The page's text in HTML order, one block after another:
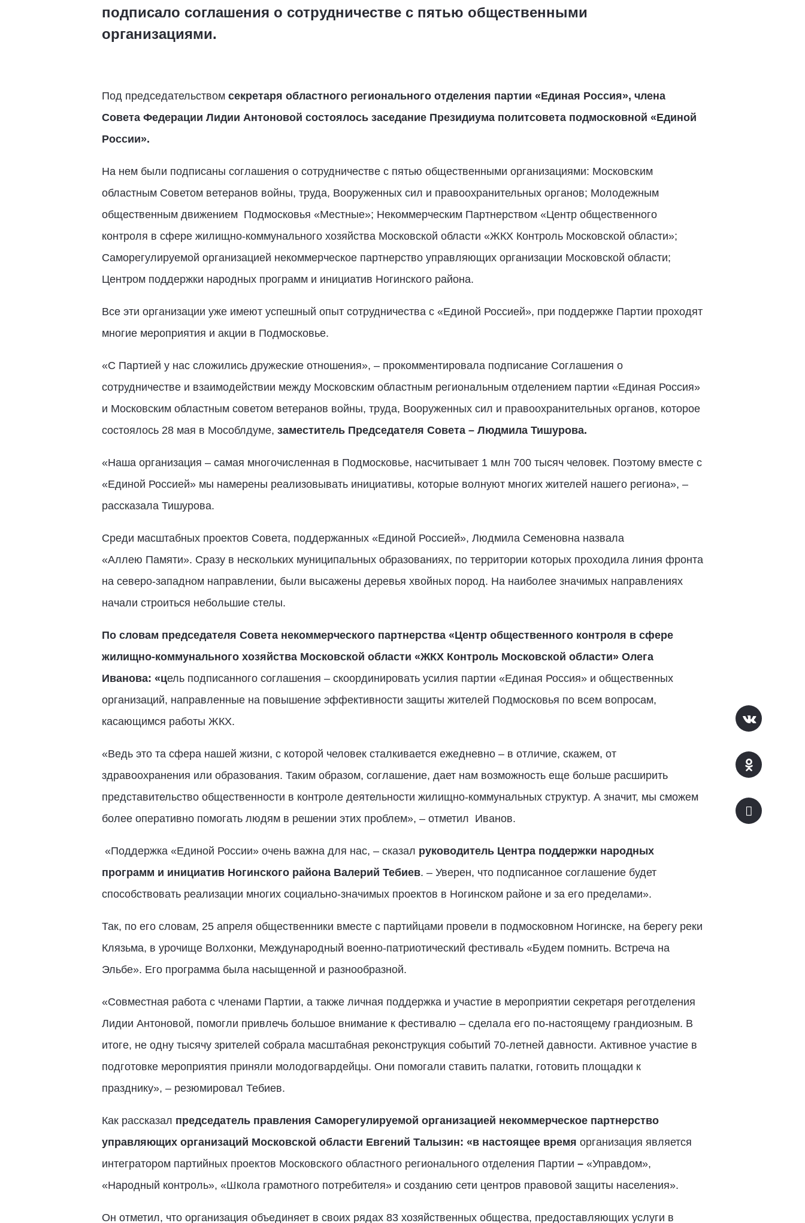
подписало соглашения о сотрудничестве с пятью общественными
организациями.
Под председательством секретаря областного регионального отделения партии «Единая Россия», члена
Совета Федерации Лидии Антоновой состоялосьзаседание Президиума политсовета подмосковной «Единой
России».
На нем были подписаны соглашения о сотрудничестве с пятью общественными организациями: Московским
областным Советом ветеранов войны, труда, Вооруженных сил и правоохранительных органов; Молодежным
общественным движением Подмосковья «Местные»; Некоммерческим Партнерством «Центр общественного
контроля в сфере жилищно-коммунального хозяйства Московской области «ЖКХ Контроль Московской области»;
Саморегулируемой организацией некоммерческое партнерство управляющих организации Московской области;
Центром поддержки народных программ и инициатив Ногинского района.
Все эти организации уже имеют успешный опыт сотрудничества с «Единой Россией», при поддержке Партии проходят
многие мероприятия и акции в Подмосковье.
«С Партией у нас сложились дружеские отношения», – прокомментировала подписание Соглашения о
сотрудничестве и взаимодействии между Московским областным региональным отделением партии «Единая Россия»
и Московским областным советом ветеранов войны, труда, Вооруженных сил и правоохранительных органов, которое
состоялось 28 мая в Мособлдуме, заместитель Председателя Совета – Людмила Тишурова.
«Наша организация – самая многочисленная в Подмосковье, насчитывает 1 млн 700 тысяч человек. Поэтому вместе с
«Единой Россией» мы намерены реализовывать инициативы, которые волнуют многих жителей нашего региона», –
рассказала Тишурова.
Среди масштабных проектов Совета, поддержанных «Единой Россией», Людмила Семеновна назвала
«Аллею Памяти». Сразу в нескольких муниципальных образованиях, по территории которых проходила линия фронта
на северо-западном направлении, были высажены деревья хвойных пород. На наиболее значимых направлениях
начали строиться небольшие стелы.
По словам председателя Совета некоммерческого партнерства «Центр общественного контроля в сфере
жилищно-коммунального хозяйства Московской области «ЖКХ Контроль Московской области» Олега
Иванова: «цель подписанного соглашения – скоординировать усилия партии «Единая Россия» и общественных
организаций, направленные на повышение эффективности защиты жителей Подмосковья по всем вопросам,
касающимся работы ЖКХ.
«Ведь это та сфера нашей жизни, с которой человек сталкивается ежедневно – в отличие, скажем, от
здравоохранения или образования. Таким образом, соглашение, дает нам возможность еще больше расширить
представительство общественности в контроле деятельности жилищно-коммунальных структур. А значит, мы сможем
более оперативно помогать людям в решении этих проблем», – отметил Иванов.
«Поддержка «Единой России» очень важна для нас, – сказал руководитель Центра поддержки народных
программ и инициатив Ногинского районаВалерий Тебиев. – Уверен, что подписанное соглашение будет
способствовать реализации многих социально-значимых проектов в Ногинском районе и за его пределами».
Так, по его словам, 25 апреля общественники вместе с партийцами провели в подмосковном Ногинске, на берегу реки
Клязьма, в урочище Волхонки, Международный военно-патриотический фестиваль «Будем помнить. Встреча на
Эльбе». Его программа была насыщенной и разнообразной.
«Совместная работа с членами Партии, а также личная поддержка и участие в мероприятии секретаря реготделения
Лидии Антоновой, помогли привлечь большое внимание к фестивалю – сделала его по-настоящему грандиозным. В
итоге, не одну тысячу зрителей собрала масштабная реконструкция событий 70-летней давности. Активное участие в
подготовке мероприятия приняли молодогвардейцы. Они помогали ставить палатки, готовить площадки к
празднику», – резюмировал Тебиев.
Как рассказал председатель правления Саморегулируемой организацией некоммерческое партнерство
управляющих организаций Московской области Евгений Талызин: «в настоящее время организация является
интегратором партийных проектов Московского областного регионального отделения Партии –«Управдом»,
«Народный контроль», «Школа грамотного потребителя» и созданию сети центров правовой защиты населения».
Он отметил, что организация объединяет в своих рядах 83 хозяйственных общества, предоставляющих услуги в